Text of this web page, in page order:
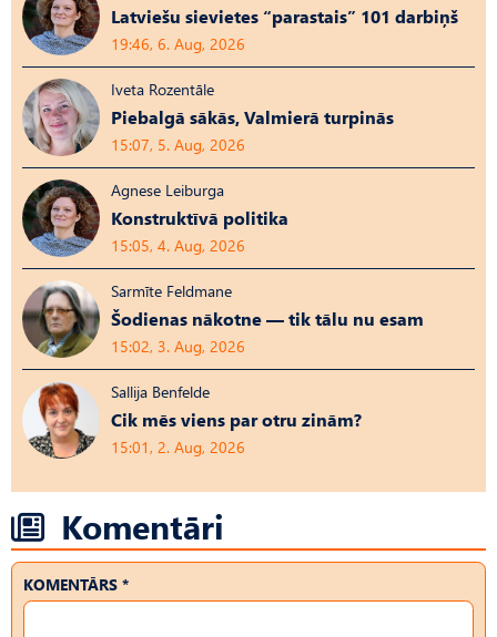
Latviešu sievietes “parastais” 101 darbiņš
19:46, 6. Aug, 2026
Iveta Rozentāle
Piebalgā sākās, Valmierā turpinās
15:07, 5. Aug, 2026
Agnese Leiburga
Konstruktīvā politika
15:05, 4. Aug, 2026
Sarmīte Feldmane
Šodienas nākotne — tik tālu nu esam
15:02, 3. Aug, 2026
Sallija Benfelde
Cik mēs viens par otru zinām?
15:01, 2. Aug, 2026
Komentāri
KOMENTĀRS *